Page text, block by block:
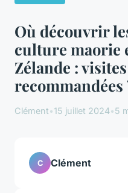
Où découvrir
culture maorie
Zélande :
recommandées
Clément•15 juillet 2024•5
C Clément